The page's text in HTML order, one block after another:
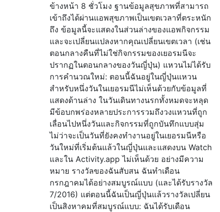
ข้างหน้า 8 ชั่วโมง ฐานข้อมูลสุขภาพที่สามารถ
เข้าถึงได้ผ่านแอพสุขภาพเป็นเขตเวลาที่ตระหนัก
ถึง ข้อมูลนี้จะแสดงในส่วนล่างของแอพกิจกรรม
และจะเปลี่ยนแปลงหากคุณเปลี่ยนเขตเวลา (เช่น
ตอนกลางคืนที่ไม่ใช่กิจกรรมของเยอรมนีจะ
ปรากฏในตอนกลางของวันญี่ปุ่น) แหวนไม่ได้รับ
การคำนวณใหม่: ตอนนี้ฉันอยู่ในญี่ปุ่นแหวน
สำหรับหนึ่งวันในเยอรมนีไม่เห็นด้วยกับข้อมูลที่
แสดงด้านล่าง ในวันเดินทางนรกทั้งหมดจะหลุด
มีข้อบกพร่องหลายประการรวมถึงวงแหวนที่ถูก
เลื่อนไปหนึ่งวันและกิจกรรมที่ถูกบันทึกแบบสุ่ม
ไม่ว่าจะเป็นวันที่ยังคงทำงานอยู่ในเยอรมนีหรือ
วันใหม่ที่เริ่มต้นแล้วในญี่ปุ่นและแสดงบน Watch
และใน Activity.app ไม่เห็นด้วย อย่างมีความ
หมาย รางวัลของฉันสับสน ฉันทำเดือน
กรกฎาคมได้อย่างสมบูรณ์แบบ (และได้รับรางวัล
7/2016) แต่ตอนนี้ฉันเป็นญี่ปุ่นแล้วรางวัลเปลี่ยน
เป็นสิงหาคมที่สมบูรณ์แบบ: ฉันได้รับเดือน